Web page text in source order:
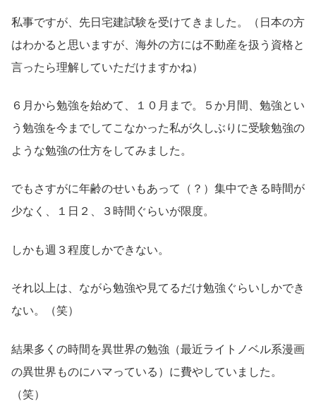
私事ですが、先日宅建試験を受けてきました。（日本の方
はわかると思いますが、海外の方には不動産を扱う資格と
言ったら理解していただけますかね）
６月から勉強を始めて、１０月まで。５か月間、勉強とい
う勉強を今までしてこなかった私が久しぶりに受験勉強の
ような勉強の仕方をしてみました。
でもさすがに年齢のせいもあって（？）集中できる時間が
少なく、１日２、３時間ぐらいが限度。
しかも週３程度しかできない。
それ以上は、ながら勉強や見てるだけ勉強ぐらいしかでき
ない。（笑）
結果多くの時間を異世界の勉強（最近ライトノベル系漫画
の異世界ものにハマっている）に費やしていました。
（笑）